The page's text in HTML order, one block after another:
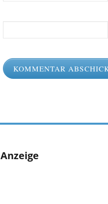
Anzeige